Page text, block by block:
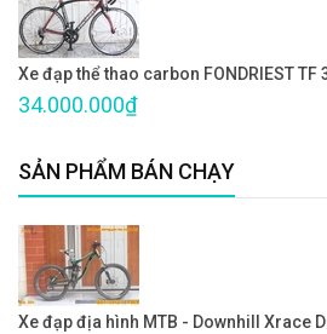
Xe đạp thể thao carbon FONDRIEST TF
34.000.000₫
SẢN PHẨM BÁN CHẠY
Xe đạp địa hình MTB - Downhill Xrace